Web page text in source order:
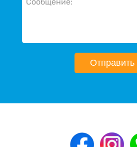
Отправить